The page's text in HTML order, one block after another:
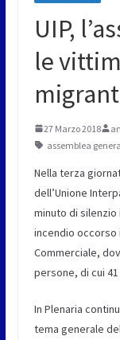
UIP,
le
27 Marzo 2018
assemblea
Nella terza
dell’Unione
minuto di
incendio occorso
Commerciale,
persone, di cui
In Plenaria
tema generale